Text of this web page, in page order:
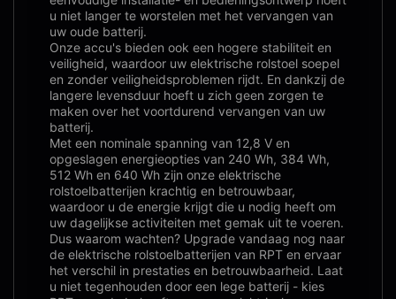
u niet langer te worstelen met het vervangen van
uw oude batterij.
Onze accu's bieden ook een hogere stabiliteit en
veiligheid, waardoor uw elektrische rolstoel soepel
en zonder veiligheidsproblemen rijdt. En dankzij de
langere levensduur hoeft u zich geen zorgen te
maken over het voortdurend vervangen van uw
batterij.
Met een nominale spanning van 12,8 V en
opgeslagen energieopties van 240 Wh, 384 Wh,
512 Wh en 640 Wh zijn onze elektrische
rolstoelbatterijen krachtig en betrouwbaar,
waardoor u de energie krijgt die u nodig heeft om
uw dagelijkse activiteiten met gemak uit te voeren.
Dus waarom wachten? Upgrade vandaag nog naar
de elektrische rolstoelbatterijen van RPT en ervaar
het verschil in prestaties en betrouwbaarheid. Laat
u niet tegenhouden door een lege batterij - kies